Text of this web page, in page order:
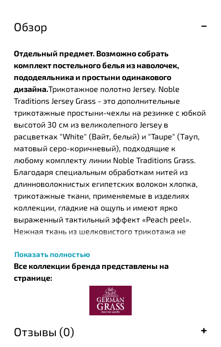
Обзор
Отдельный предмет. Возможно собрать
комплект постельного белья из наволочек,
пододеяльника и простыни одинакового
дизайна.Трикотажное полотно Jersey. Noble
Traditions Jersey Grass - это дополнительные
трикотажные простыни-чехлы на резинке с юбкой
высотой 30 см из великолепного Jersey в
расцветках "White" (Вайт, белый) и "Taupe" (Тауп,
матовый серо-коричневый), подходящие к
любому комплекту линии Noble Traditions Grass.
Благодаря специальным обработкам нитей из
длинноволокнистых египетских волокон хлопка,
трикотажные ткани, применяемые в изделиях
коллекции, гладкие на ощупь и имеют ярко
выраженный тактильный эффект «Peach peel».
Нежная ткань из шелковистого трикотажа не
кожей человека.
Изделия прекрасно стираются и не требуют
глажки после стирки. Стирка при температуре до
ТМ German Grass — объединяет в себе опыт
мастерства, отточенные многолетним опытом,
Показать полностью
Все коллекции бренда представлены на
странице:
Отзывы (0)